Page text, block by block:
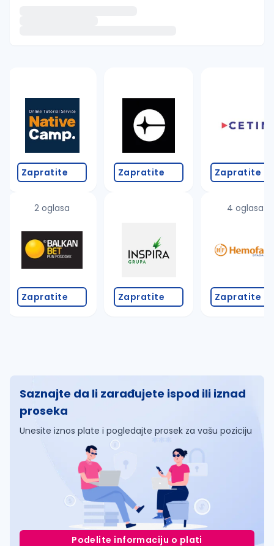
Takođe možete da:
proverite pravopisne greške (koristite č, ć, š, đ,
povećajte radijus za odabrani grad
promenite odabrane filtere pretrage
Zapratite
2 oglasa
Zapratite
Zapratite
Zapratite
Zapratite
4 oglasa
Zapratite
Saznajte da li zarađujete ispod ili iznad
proseka
Unesite iznos plate i pogledajte prosek za vašu poziciju
Podelite informaciju o plati